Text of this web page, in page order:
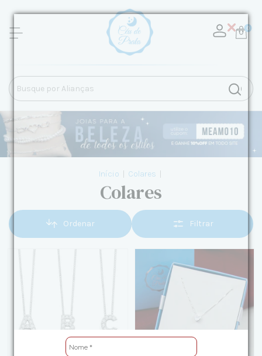
0
Início Colares
Colares
Ordenar Filtrar